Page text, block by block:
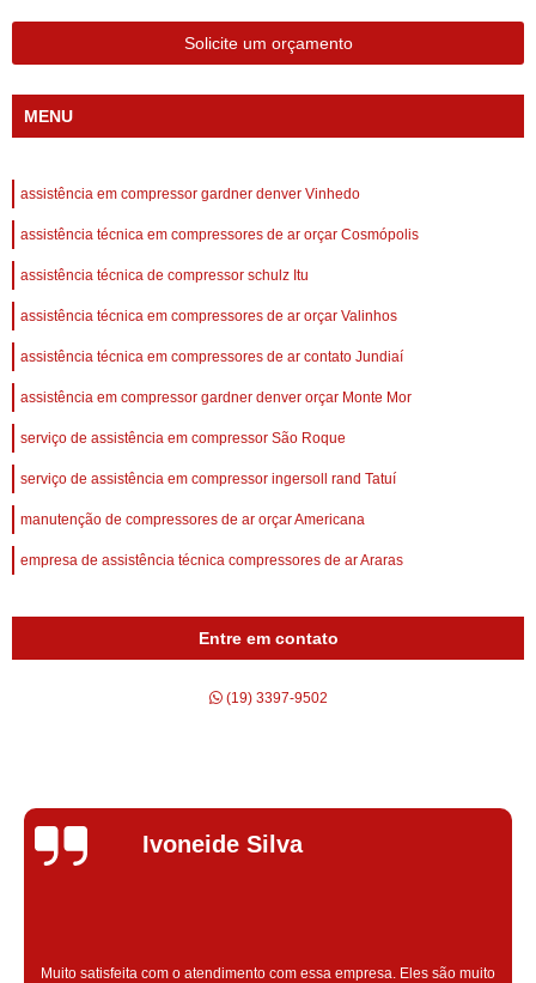
Solicite um orçamento
MENU
assistência em compressor gardner denver Vinhedo
assistência técnica em compressores de ar orçar Cosmópolis
assistência técnica de compressor schulz Itu
assistência técnica em compressores de ar orçar Valinhos
assistência técnica em compressores de ar contato Jundiaí
assistência em compressor gardner denver orçar Monte Mor
serviço de assistência em compressor São Roque
serviço de assistência em compressor ingersoll rand Tatuí
manutenção de compressores de ar orçar Americana
empresa de assistência técnica compressores de ar Araras
Entre em contato
(19) 3397-9502
Silvana Alves
Super satisfeita com o serviço prestado, atendimento muito bom!